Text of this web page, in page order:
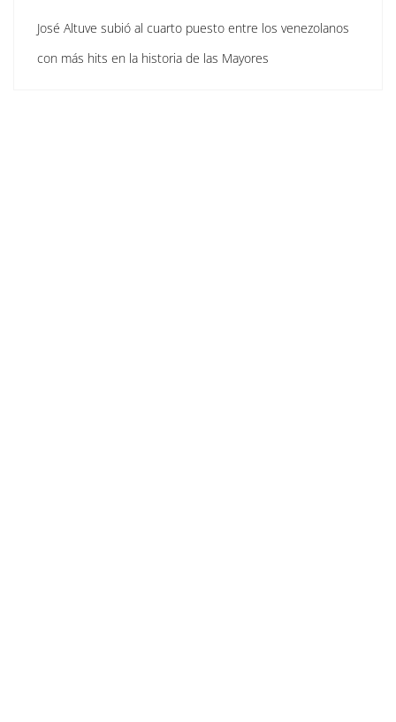
José Altuve subió al cuarto puesto entre los venezolanos
con más hits en la historia de las Mayores